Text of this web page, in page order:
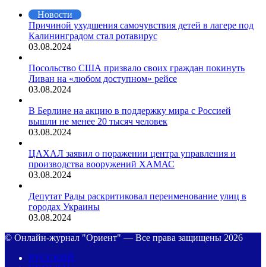
Новости
Причиной ухудшения самочувствия детей в лагере под
Калининградом стал ротавирус
03.08.2024
Посольство США призвало своих граждан покинуть
Ливан на «любом доступном» рейсе
03.08.2024
В Берлине на акцию в поддержку мира с Россией
вышли не менее 20 тысяч человек
03.08.2024
ЦАХАЛ заявил о поражении центра управления и
производства вооружений ХАМАС
03.08.2024
Депутат Рады раскритиковал переименование улиц в
городах Украины
03.08.2024
© Онлайн-журнал "Ориент" — Все права защищены 2026
РУССКИЙ